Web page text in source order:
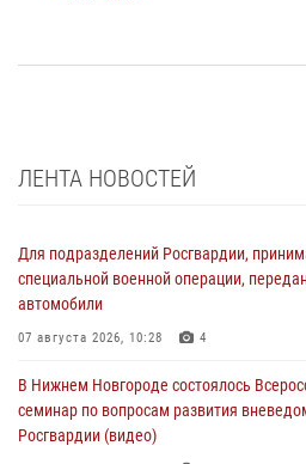
ЛЕНТА НОВОСТЕЙ
Для подразделений Росгвардии,
специальной военной операции,
автомобили
07 августа 2026, 10:28 4
В Нижнем Новгороде состоялось
семинар по вопросам развития
Росгвардии (видео)